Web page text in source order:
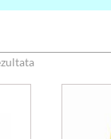
Sortirano